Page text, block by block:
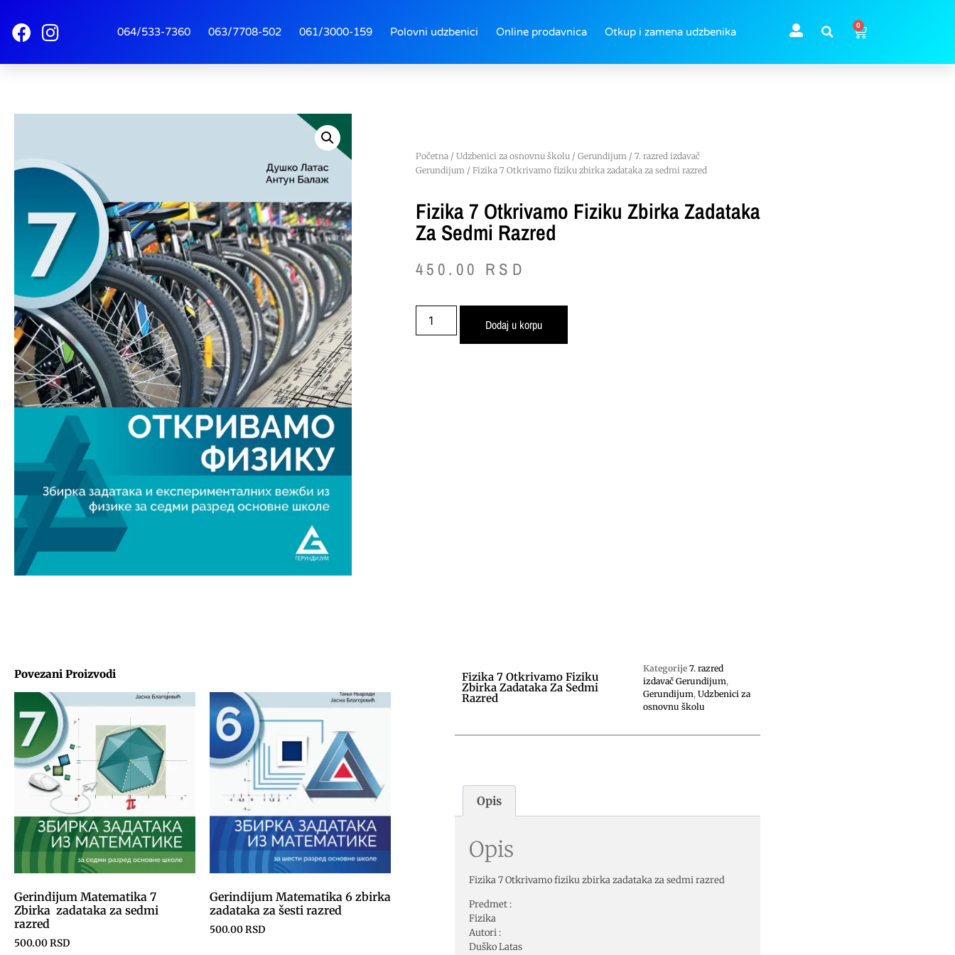
064/533-7360 063/7708-502 061/3000-159 Polovni udzbenici Online prodavnica Otkup i zamena udzbenika
0
Početna/ Udzbenici za osnovnu školu/ Gerundijum/ 7. razred izdavač
Gerundijum/ Fizika 7 Otkrivamo fiziku zbirka zadataka za sedmi razred
Fizika 7 Otkrivamo Fiziku Zbirka Zadataka
Za Sedmi Razred
450.00 RSD
Dodaj u korpu
Povezani Proizvodi
Gerindijum Matematika 7
Zbirka zadataka za sedmi
razred
500.00RSD
Gerindijum Matematika 6 zbirka
zadataka za šesti razred
500.00RSD
Fizika 7 Otkrivamo Fiziku
Zbirka Zadataka Za Sedmi
Razred
Kategorije 7. razred
izdavač Gerundijum,
Gerundijum, Udzbenici za
osnovnu školu
Opis
Opis
Fizika 7 Otkrivamo fiziku zbirka zadataka za sedmi razred
Predmet :
Fizika
Autori :
Duško Latas